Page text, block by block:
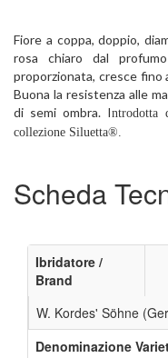
Fiore a coppa, doppio,
rosa chiaro dal
proporzionata, cresce fino
Buona la resistenza alle
di semi ombra. Introdotta
collezione Siluetta®.
Scheda
Ibridatore /
Brand
W. Kordes' Söhne
Denominazione